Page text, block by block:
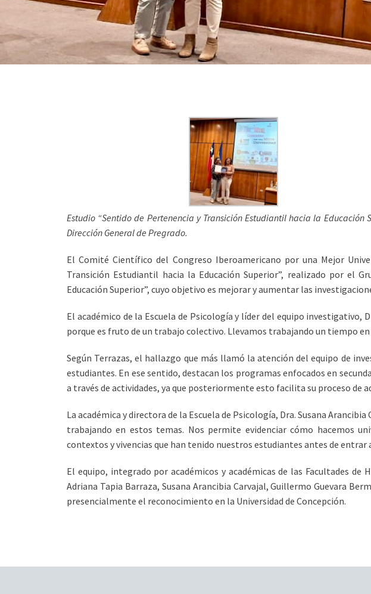
Estudio “Sentido de Pertenencia y Transición Estudiantil hacia la
Dirección General de Pregrado.
El Comité Científico del Congreso Iberoamericano por una Mejor
Transición Estudiantil hacia la Educación Superior”, realizado por el
Educación Superior”, cuyo objetivo es mejorar y aumentar las
El académico de la Escuela de Psicología y líder del equipo
porque es fruto de un trabajo colectivo. Llevamos trabajando un tiempo
Según Terrazas, el hallazgo que más llamó la atención del equipo de
estudiantes. En ese sentido, destacan los programas enfocados en
a través de actividades, ya que posteriormente esto facilita su proceso de
La académica y directora de la Escuela de Psicología, Dra. Susana
trabajando en estos temas. Nos permite evidenciar cómo hacemos
contextos y vivencias que han tenido nuestros estudiantes antes de entrar
El equipo, integrado por académicos y académicas de las Facultades
Adriana Tapia Barraza, Susana Arancibia Carvajal, Guillermo Guevara
presencialmente el reconocimiento en la Universidad de Concepción.